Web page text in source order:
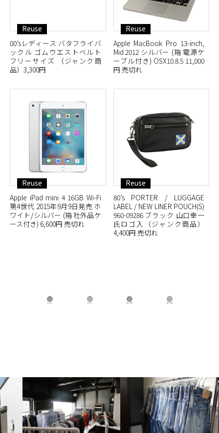
Reuse
00’sレディース バタフライバ
ックル ゴムウエストベルト
フリーサイズ （ジャンク商
品）3,300円
Reuse
Apple MacBook Pro 13-inch,
Mid 2012 シルバー (箱 電源ケ
ーブル付き) OSX10.8.5 11,000
円 売切れ
Reuse
Apple iPad mini 4 16GB Wi-Fi
第4世代 2015年9月9日発売 ホ
ワイト/シルバー (箱 社外品ケ
ース付き) 6,600円 売切れ
Reuse
80’s PORTER / LUGGAGE
LABEL / NEW LINER POUCH(S)
960-09286 ブラック 山口幸一
氏ロゴ入（ジャンク商品）
4,400円 売切れ
B.B.L Store BBL GIRL Store